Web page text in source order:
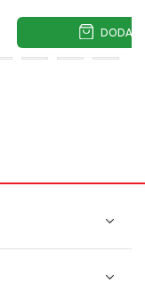
DODAJ